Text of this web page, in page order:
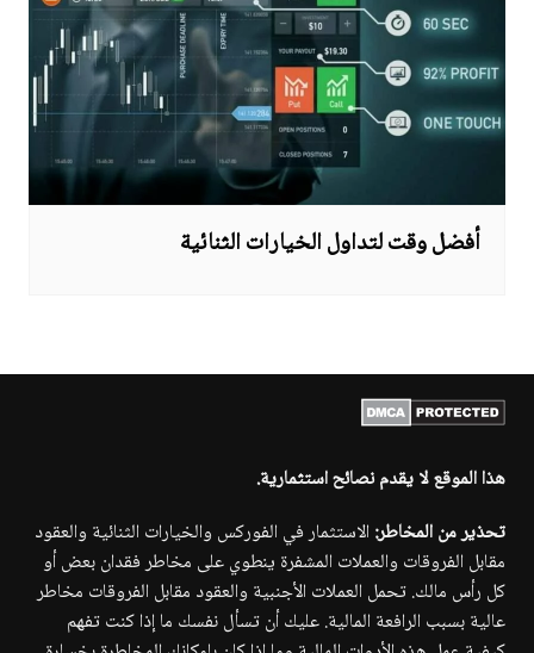
أفضل وقت لتداول الخيارات الثنائية
هذا الموقع لا يقدم نصائح استثمارية.
تحذير من المخاطر: الاستثمار في الفوركس والخيارات الثنائية والعقود
مقابل الفروقات والعملات المشفرة ينطوي على مخاطر فقدان بعض أو
كل رأس مالك. تحمل العملات الأجنبية والعقود مقابل الفروقات مخاطر
عالية بسبب الرافعة المالية. عليك أن تسأل نفسك ما إذا كنت تفهم